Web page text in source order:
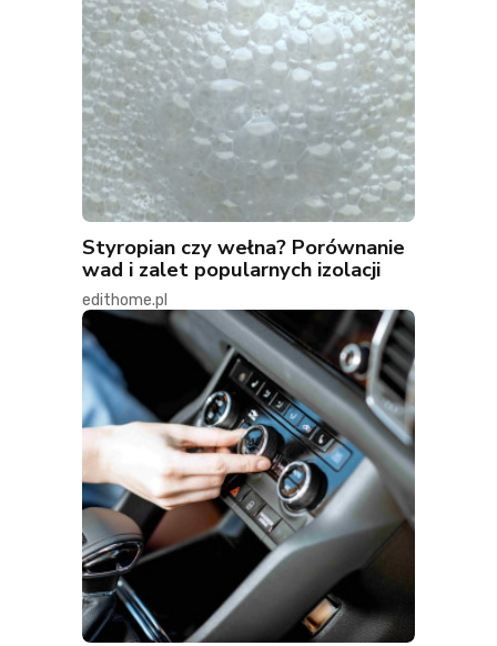
Styropian czy wełna? Porównanie
wad i zalet popularnych izolacji
edithome.pl